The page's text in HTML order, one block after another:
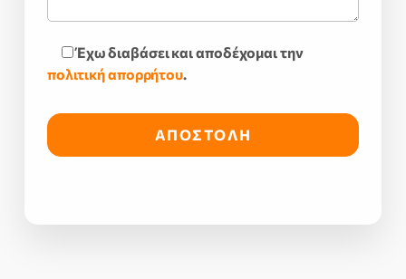
Έχω διαβάσει και αποδέχομαι την
πολιτική απορρήτου.